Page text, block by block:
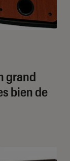
grand
bien de